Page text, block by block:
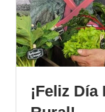
¡Feliz